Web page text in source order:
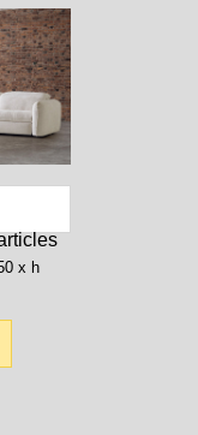
x h